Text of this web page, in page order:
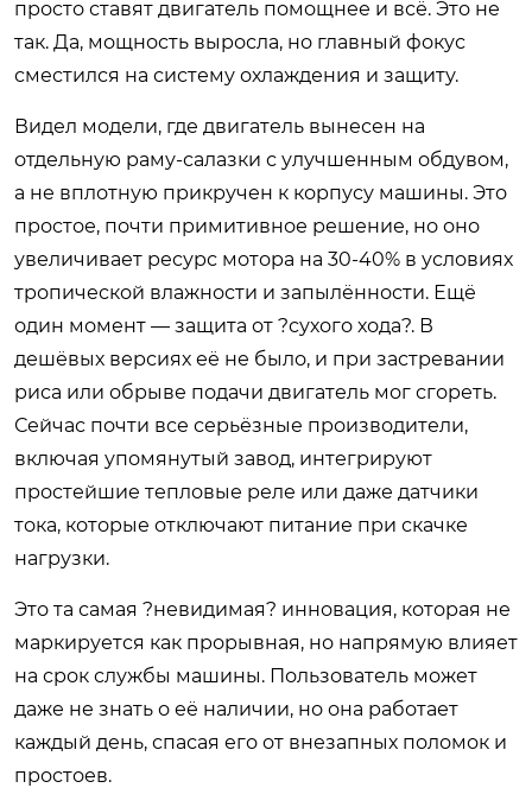
просто ставят двигатель помощнее и всё. Это не
так. Да, мощность выросла, но главный фокус
сместился на систему охлаждения и защиту.
Видел модели, где двигатель вынесен на
отдельную раму-салазки с улучшенным обдувом,
а не вплотную прикручен к корпусу машины. Это
простое, почти примитивное решение, но оно
увеличивает ресурс мотора на 30-40% в условиях
тропической влажности и запылённости. Ещё
один момент — защита от ?сухого хода?. В
дешёвых версиях её не было, и при застревании
риса или обрыве подачи двигатель мог сгореть.
Сейчас почти все серьёзные производители,
включая упомянутый завод, интегрируют
простейшие тепловые реле или даже датчики
тока, которые отключают питание при скачке
нагрузки.
Это та самая ?невидимая? инновация, которая не
маркируется как прорывная, но напрямую влияет
на срок службы машины. Пользователь может
даже не знать о её наличии, но она работает
каждый день, спасая его от внезапных поломок и
простоев.